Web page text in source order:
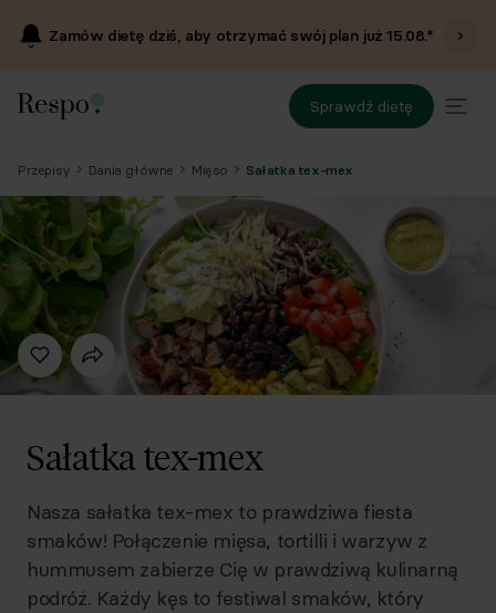
Zamów dietę dziś, aby otrzymać swój plan już15.08.*
Sprawdź dietę
Przepisy Dania główne Mięso Sałatka tex-mex
Sałatka tex-mex
Nasza sałatka tex-mex to prawdziwa fiesta
smaków! Połączenie mięsa, tortilli i warzyw z
hummusem zabierze Cię w prawdziwą kulinarną
podróż. Każdy kęs to festiwal smaków, który